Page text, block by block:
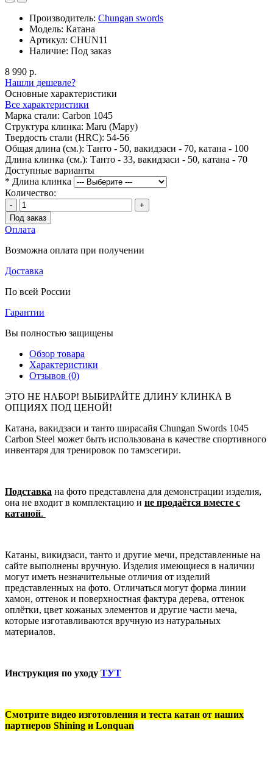
Производитель: Chungan swords
Модель: Катана
Артикул: CHUN11
Наличие: Под заказ
8 990 р.
Нашли дешевле?
Основные характеристики
Все характеристики
Марка стали: Carbon 1045
Структура клинка: Maru (Мару)
Твердость стали (HRC): 54-56
Общая длина (см.): Танто - 50, вакидзаси - 70, катана - 100
Длина клинка (см.): Танто - 33, вакидзаси - 50, катана - 70
Доступные варианты
* Длина клинка
Количество:
-
+
Под заказ
Оплата
Возможна оплата при получении
Доставка
По всей России
Гарантии
Вы полностью защищены
Обзор товара
Характеристики
Отзывов (0)
ЭТО НЕ НАБОР! ВЫБИРАЙТЕ ДЛИНУ КЛИНКА В
ОПЦИЯХ ПОД ЦЕНОЙ!
Катана, вакидзаси и танто ширасайя Chungan Swords 1045
Carbon Steel может быть использована в качестве спортивного
инвентаря для тренировок по тамэсегири.
Подставка на фото представлена для демонстрации изделия,
она не входит в комплектацию и не продаётся вместе с
катаной.
Катаны, викидзаси, танто и другие мечи, представленные на
сайте выполнены вручную. Изделия имеющиеся в наличии
могут иметь незначительные отличия от изделий
представленных на фото. Отличаться могут форма линии
хамон, оттенок и поверхностная фактура дерева, оттенок
оплётки, цвет кожаных элементов и другие части меча,
которые изготавливаются вручную из натуральных
материалов.
Инструкция по уходу ТУТ
Смотрите видео изготовления и теста катан от наших
партнеров Shining и Lonquan